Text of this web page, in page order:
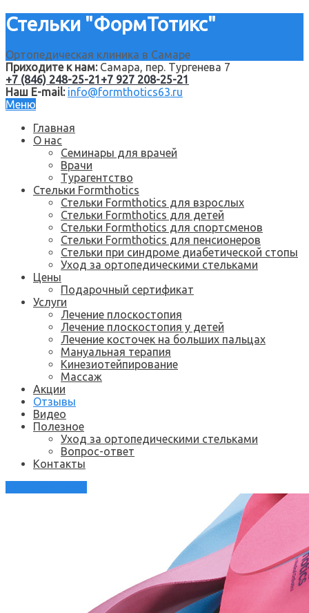
Стельки "ФормТотикс"
Ортопедическая клиника в Самаре
Приходите к нам:Самара, пер. Тургенева 7
+7 (846) 248-25-21 +7 927 208-25-21
Наш E-mail: info@formthotics63.ru
Меню
Главная
О нас
Семинары для врачей
Врачи
Турагентство
Стельки Formthotics
Стельки Formthotics для взрослых
Стельки Formthotics для детей
Стельки Formthotics для спортсменов
Стельки Formthotics для пенсионеров
Стельки при синдроме диабетической стопы
Уход за ортопедическими стельками
Цены
Подарочный сертификат
Услуги
Лечение плоскостопия
Лечение плоскостопия у детей
Лечение косточек на больших пальцах
Мануальная терапия
Кинезиотейпирование
Массаж
Акции
Отзывы
Видео
Полезное
Уход за ортопедическими стельками
Вопрос-ответ
Контакты